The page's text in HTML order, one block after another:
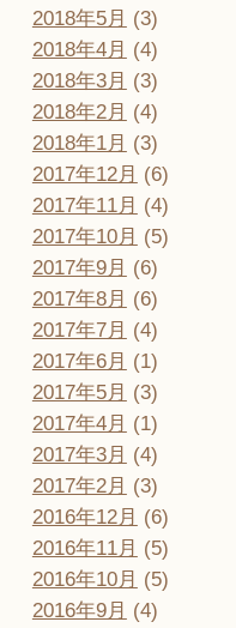
2018年5月 (3)
2018年4月 (4)
2018年3月 (3)
2018年2月 (4)
2018年1月 (3)
2017年12月 (6)
2017年11月 (4)
2017年10月 (5)
2017年9月 (6)
2017年8月 (6)
2017年7月 (4)
2017年6月 (1)
2017年5月 (3)
2017年4月 (1)
2017年3月 (4)
2017年2月 (3)
2016年12月 (6)
2016年11月 (5)
2016年10月 (5)
2016年9月 (4)